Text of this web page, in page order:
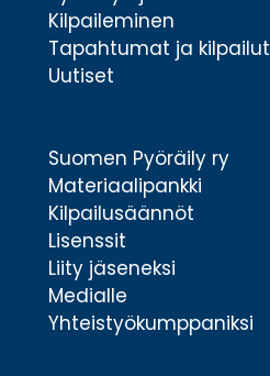
Kilpaileminen
Tapahtumat ja kilpailut
Uutiset
Suomen Pyöräily ry
Materiaalipankki
Kilpailusäännöt
Lisenssit
Liity jäseneksi
Medialle
Yhteistyökumppaniksi